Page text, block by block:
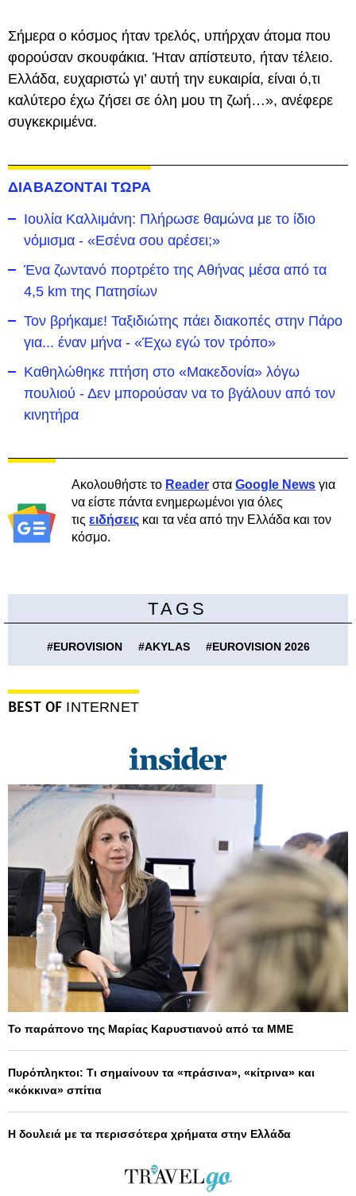
Σήμερα ο κόσμος ήταν τρελός, υπήρχαν άτομα που
φορούσαν σκουφάκια. Ήταν απίστευτο, ήταν τέλειο.
Ελλάδα, ευχαριστώ γι’ αυτή την ευκαιρία, είναι ό,τι
καλύτερο έχω ζήσει σε όλη μου τη ζωή…», ανέφερε
συγκεκριμένα.
ΔΙΑΒΑΖΟΝΤΑΙ ΤΩΡΑ
Ιουλία Καλλιμάνη: Πλήρωσε θαμώνα με το ίδιο
νόμισμα - «Εσένα σου αρέσει;»
Ένα ζωντανό πορτρέτο της Αθήνας μέσα από τα
4,5 km της Πατησίων
Τον βρήκαμε! Ταξιδιώτης πάει διακοπές στην Πάρο
για... έναν μήνα - «Έχω εγώ τον τρόπο»
Καθηλώθηκε πτήση στο «Μακεδονία» λόγω
πουλιού - Δεν μπορούσαν να το βγάλουν από τον
κινητήρα
Ακολουθήστε το Reader στα Google News για
να είστε πάντα ενημερωμένοι για όλες
τις ειδήσεις και τα νέα από την Ελλάδα και τον
κόσμο.
TAGS
#EUROVISION #AKYLAS #EUROVISION 2026
BEST OF INTERNET
Το παράπονο της Μαρίας Καρυστιανού από τα ΜΜΕ
Πυρόπληκτοι: Τι σημαίνουν τα «πράσινα», «κίτρινα» και
«κόκκινα» σπίτια
Η δουλειά με τα περισσότερα χρήματα στην Ελλάδα